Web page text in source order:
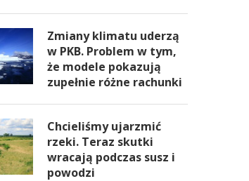
Zmiany klimatu uderzą
w PKB. Problem w tym,
że modele pokazują
zupełnie różne rachunki
Chcieliśmy ujarzmić
rzeki. Teraz skutki
wracają podczas susz i
powodzi